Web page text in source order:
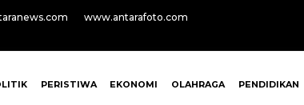
www.antarafoto.com
PERISTIWA EKONOMI OLAHRAGA PENDIDIKAN